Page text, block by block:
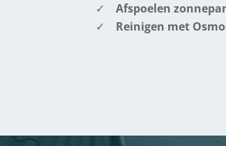
Afspoelen
Reinigen met